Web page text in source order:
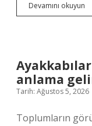
Devamını okuyun
ı
anlama
Tarih: Ağustos 5, 2026
Toplumların